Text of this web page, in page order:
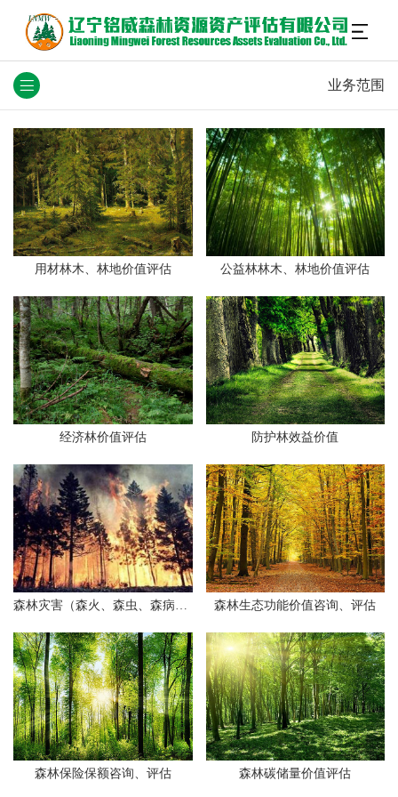
业务范围
用材林木、林地价值评估 公益林林木、林地价值评估
经济林价值评估 防护林效益价值
森林灾害（森火、森虫、森病）及人为因素资源受损价值评定 森林生态功能价值咨询、评估
森林保险保额咨询、评估 森林碳储量价值评估